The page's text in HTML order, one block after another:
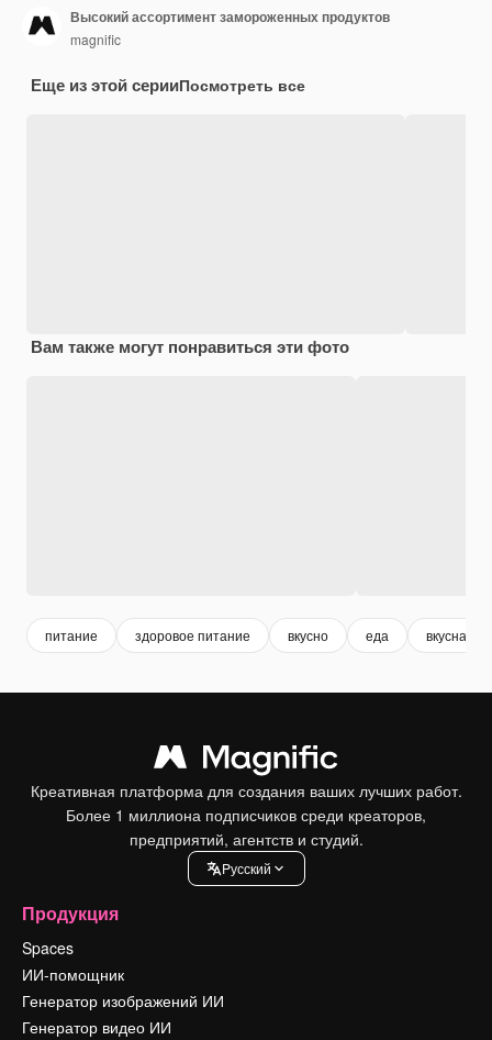
Высокий ассортимент замороженных продуктов
magnific
Еще из этой серииПосмотреть все
Вам также могут понравиться эти фото
питание здоровое питание вкусно еда вкусная
Креативная платформа для создания ваших лучших работ.
Более 1 миллиона подписчиков среди креаторов,
предприятий, агентств и студий.
Pусский
Продукция
Spaces
ИИ-помощник
Генератор изображений ИИ
Генератор видео ИИ